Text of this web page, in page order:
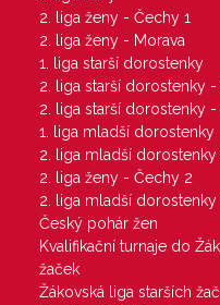
2. liga ženy - Čechy 1
2. liga ženy - Morava
1. liga starší dorostenky
2. liga starší dorostenky
2. liga starší dorostenky -
1. liga mladší dorostenky
2. liga mladší
2. liga ženy - Čechy 2
2. liga mladší dorostenky
Český pohár žen
Kvalifikační turnaje do
žaček
Žákovská liga starších